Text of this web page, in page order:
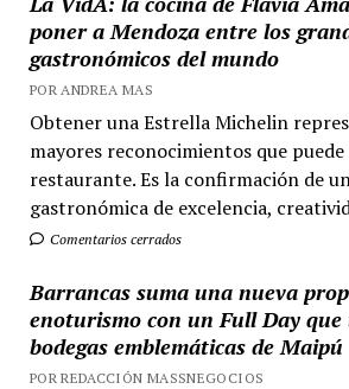
poner a Mendoza entre los
gastronómicos del mundo
POR ANDREA MAS
Obtener una Estrella Michelin
mayores reconocimientos que
restaurante. Es la confirmación de
gastronómica de excelencia,
Comentarios cerrados
Barrancas suma una nueva
enoturismo con un Full Day que
bodegas emblemáticas de Maipú
POR REDACCIÓN MASSNEGOCIOS